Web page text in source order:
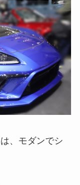
、モダンでシ